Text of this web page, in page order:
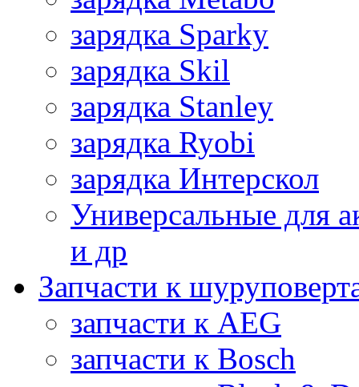
зарядка Sparky
зарядка Skil
зарядка Stanley
зарядка Ryobi
зарядка Интерскол
Универсальные для
и др
Запчасти к
запчасти к AEG
запчасти к Bosch